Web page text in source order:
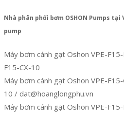
Nhà phân phối bơm OSHON Pumps tại
pump
Máy bơm cánh gạt Oshon VPE-
F15-CX-10
Máy bơm cánh gạt Oshon VPE-
10 / dat@hoanglongphu.vn
Máy bơm cánh gạt Oshon VPE-